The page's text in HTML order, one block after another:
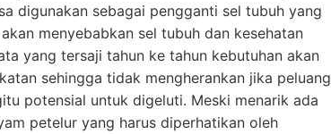
digunakan sebagai pengganti sel tubuh yang
menyebabkan sel tubuh dan kesehatan
yang tersaji tahun ke tahun kebutuhan akan
sehingga tidak mengherankan jika peluang
potensial untuk digeluti. Meski menarik ada
petelur yang harus diperhatikan oleh